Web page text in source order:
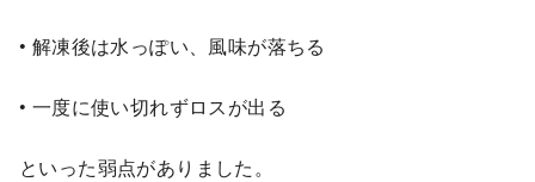
• 解凍後は水っぽい、風味が落ちる
• 一度に使い切れずロスが出る
といった弱点がありました。